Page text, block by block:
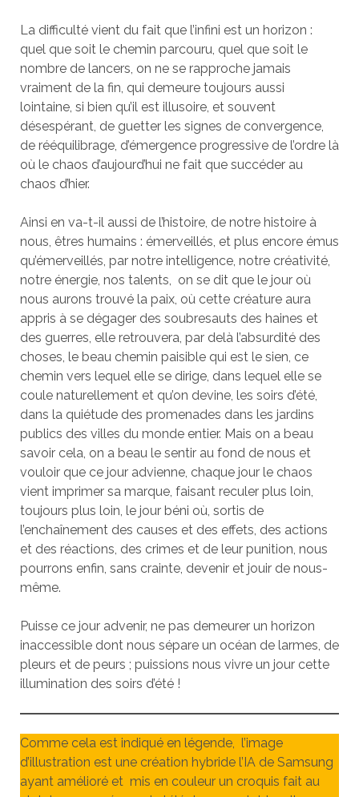
La difficulté vient du fait que l’infini est un horizon :
quel que soit le chemin parcouru, quel que soit le
nombre de lancers, on ne se rapproche jamais
vraiment de la fin, qui demeure toujours aussi
lointaine, si bien qu’il est illusoire, et souvent
désespérant, de guetter les signes de convergence,
de rééquilibrage, d’émergence progressive de l’ordre là
où le chaos d’aujourd’hui ne fait que succéder au
chaos d’hier.
Ainsi en va-t-il aussi de l’histoire, de notre histoire à
nous, êtres humains : émerveillés, et plus encore émus
qu’émerveillés, par notre intelligence, notre créativité,
notre énergie, nos talents, on se dit que le jour où
nous aurons trouvé la paix, où cette créature aura
appris à se dégager des soubresauts des haines et
des guerres, elle retrouvera, par delà l’absurdité des
choses, le beau chemin paisible qui est le sien, ce
chemin vers lequel elle se dirige, dans lequel elle se
coule naturellement et qu’on devine, les soirs d’été,
dans la quiétude des promenades dans les jardins
publics des villes du monde entier. Mais on a beau
savoir cela, on a beau le sentir au fond de nous et
vouloir que ce jour advienne, chaque jour le chaos
vient imprimer sa marque, faisant reculer plus loin,
toujours plus loin, le jour béni où, sortis de
l’enchaînement des causes et des effets, des actions
et des réactions, des crimes et de leur punition, nous
pourrons enfin, sans crainte, devenir et jouir de nous-
même.
Puisse ce jour advenir, ne pas demeurer un horizon
inaccessible dont nous sépare un océan de larmes, de
pleurs et de peurs ; puissions nous vivre un jour cette
illumination des soirs d’été !
Comme cela est indiqué en légende, l’image
d’illustration est une création hybride l’IA de Samsung
ayant amélioré et mis en couleur un croquis fait au